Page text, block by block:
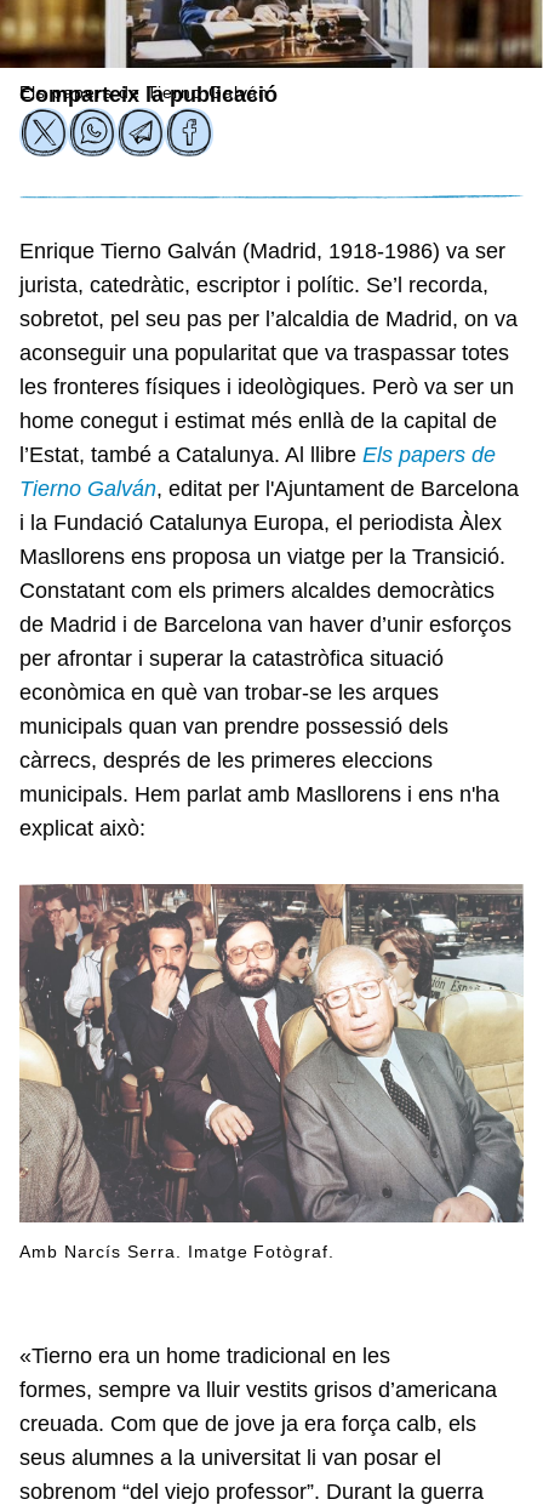
Els papers de Tierno Galván
Comparteix la publicació
Enrique Tierno Galván (Madrid, 1918-1986) va ser
jurista, catedràtic, escriptor i polític. Se’l recorda,
sobretot, pel seu pas per l’alcaldia de Madrid, on va
aconseguir una popularitat que va traspassar totes
les fronteres físiques i ideològiques. Però va ser un
home conegut i estimat més enllà de la capital de
l’Estat, també a Catalunya. Al llibre Els papers de
Tierno Galván, editat per l'Ajuntament de Barcelona
i la Fundació Catalunya Europa, el periodista Àlex
Masllorens ens proposa un viatge per la Transició.
Constatant com els primers alcaldes democràtics
de Madrid i de Barcelona van haver d’unir esforços
per afrontar i superar la catastròfica situació
econòmica en què van trobar-se les arques
municipals quan van prendre possessió dels
càrrecs, després de les primeres eleccions
municipals. Hem parlat amb Masllorens i ens n'ha
explicat això:
Amb Narcís Serra. Imatge Fotògraf.
«Tierno era un home tradicional en les
formes, sempre va lluir vestits grisos d’americana
creuada. Com que de jove ja era força calb, els
seus alumnes a la universitat li van posar el
sobrenom “del viejo professor”. Durant la guerra